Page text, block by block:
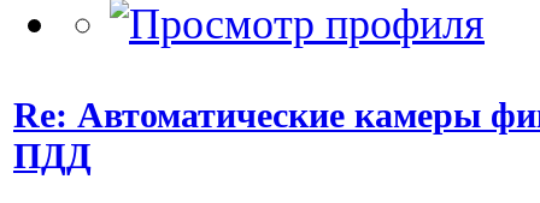
Re: Автоматические камеры
ПДД